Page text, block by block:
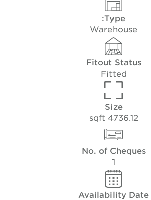
Type:
Warehouse
Fitout Status
Fitted
Size
4736.12 sqft
No. of Cheques
Availability Date